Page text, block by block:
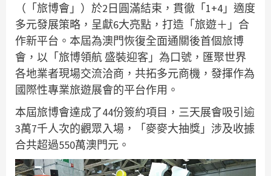
（「旅博會」）於2日圓滿結束，貫徹「1+4」適度
多元發展策略，呈獻6大亮點，打造「旅遊＋」合
作新平台。本屆為澳門恢復全面通關後首個旅博
會，以「旅博領航 盛裝迎客」為口號，匯聚世界
各地業者現場交流洽商，共拓多元商機，發揮作為
國際性專業旅遊展會的平台作用。
本屆旅博會達成了44份簽約項目，三天展會吸引逾
3萬7千人次的觀眾入場，「麥麥大抽獎」涉及收據
合共超過550萬澳門元。